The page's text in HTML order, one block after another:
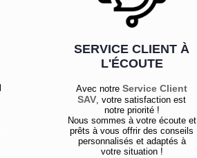
SERVICE CLIENT À
L'ÉCOUTE
Avec notreService Client
SAV , votre satisfaction est
notre priorité !
Nous sommes à votre écoute et
prêts à vous offrir des conseils
personnalisés et adaptés à
votre situation !